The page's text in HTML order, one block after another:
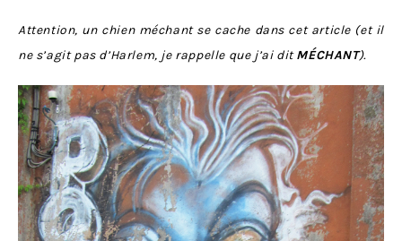
Attention, un chien méchant se cache dans cet article (et il
ne s’agit pas d’Harlem, je rappelle que j’ai ditMÉCHANT).